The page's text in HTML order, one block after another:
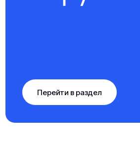
Перейти в раздел